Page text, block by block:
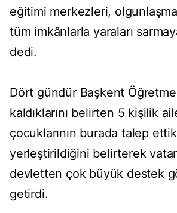
eğitimi merkezleri,
tüm imkânlarla yaraları
dedi.
Dört gündür Başkent
kaldıklarını belirten 5 kişilik
çocuklarının burada talep
yerleştirildiğini belirterek
devletten çok büyük destek
getirdi.